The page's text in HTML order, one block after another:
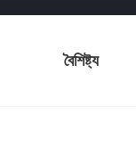
বৈশিষ্ট্য